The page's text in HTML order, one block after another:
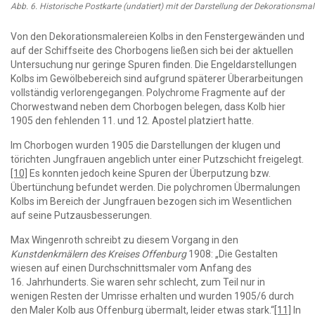
Abb. 6. Historische Postkarte (undatiert) mit der Darstellung der
Von den Dekorationsmalereien Kolbs in den Fenstergewänden und
auf der Schiffseite des Chorbogens ließen sich bei der aktuellen
Untersuchung nur geringe Spuren finden. Die Engeldarstellungen
Kolbs im Gewölbebereich sind aufgrund späterer Überarbeitungen
vollständig verlorengegangen. Polychrome Fragmente auf der
Chorwestwand neben dem Chorbogen belegen, dass Kolb hier
1905 den fehlenden 11. und 12. Apostel platziert hatte.
Im Chorbogen wurden 1905 die Darstellungen der klugen und
törichten Jungfrauen angeblich unter einer Putzschicht freigelegt.
[10]
Es konnten jedoch keine Spuren der Überputzung bzw.
Übertünchung befundet werden. Die polychromen Übermalungen
Kolbs im Bereich der Jungfrauen bezogen sich im Wesentlichen
auf seine Putzausbesserungen.
Max Wingenroth schreibt zu diesem Vorgang in den
Kunstdenkmälern des Kreises Offenburg1908: „Die Gestalten
wiesen auf einen Durchschnittsmaler vom Anfang des
16. Jahrhunderts. Sie waren sehr schlecht, zum Teil nur in
wenigen Resten der Umrisse erhalten und wurden 1905/6 durch
den Maler Kolb aus Offenburg übermalt, leider etwas stark.“ [11]
In